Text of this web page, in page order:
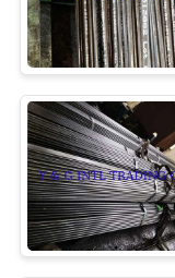
鋼鉄